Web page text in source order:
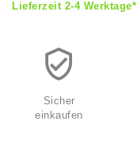
Lieferzeit 2-4 Werktage*
Sicher
einkaufen